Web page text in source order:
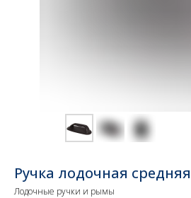
Ручка лодочная средняя
Лодочные ручки и рымы